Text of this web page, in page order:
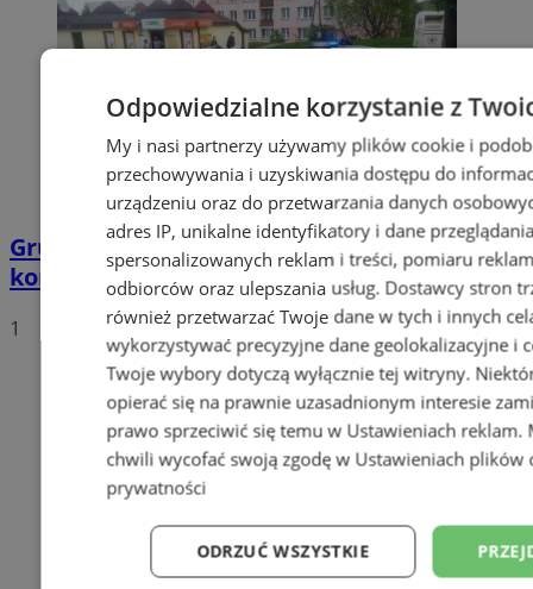
Grupa motocyklistów zatrzymała
kompletnie pijanego mężczyznę
1
Odpowiedzialne korzystanie z
My i nasi partnerzy używamy plików cookie i
przechowywania i uzyskiwania dostępu do
urządzeniu oraz do przetwarzania danych
adres IP, unikalne identyfikatory i dane
spersonalizowanych reklam i treści, pomiaru
odbiorców oraz ulepszania usług. Dostawcy stron
również przetwarzać Twoje dane w tych i innych
wykorzystywać precyzyjne dane geolokalizacyjne i
Twoje wybory dotyczą wyłącznie tej witryny.
opierać się na prawnie uzasadnionym interesie
prawo sprzeciwić się temu w Ustawieniach reklam.
chwili wycofać swoją zgodę w Ustawieniach plików
prywatności
ODRZUĆ WSZYSTKIE